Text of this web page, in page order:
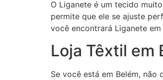
O Liganete é um tecido
permite que ele se ajuste
você encontrará Liganete
Loja Têxtil em
Se você está em Belém,